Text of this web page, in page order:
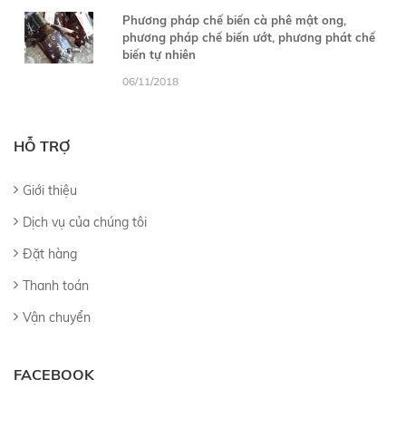
Phương pháp chế biến cà phê mật ong,
phương pháp chế biến ướt, phương phát chế
biến tự nhiên
06/11/2018
HỖ TRỢ
Giới thiệu
Dịch vụ của chúng tôi
Đặt hàng
Thanh toán
Vận chuyển
FACEBOOK